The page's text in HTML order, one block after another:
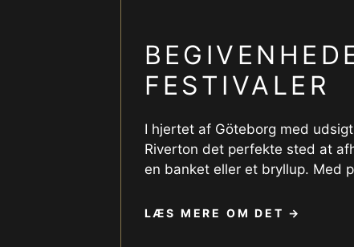
FESTIVALER
I hjertet af Göteborg med
Riverton det perfekte sted at
en banket eller et bryllup. Med
LÆS MERE OM DET